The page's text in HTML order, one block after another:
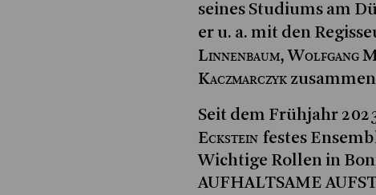
seines Studiums am
er u. a. mit den
Linnenbaum, Wolfgang
Kaczmarczyk
Seit dem Frühjahr
Eckstein festes
Wichtige Rollen in
AUFHALTSAME